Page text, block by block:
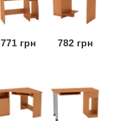
771 грн 782 грн